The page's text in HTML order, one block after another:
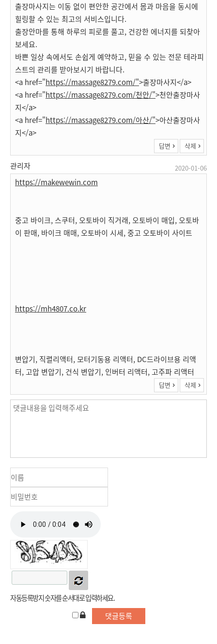
출장마사지는 이동 없이 편안한 공간에서 몸과 마음을 동시에
힐링할 수 있는 최고의 서비스입니다.
출장안마를 통해 하루의 피로를 풀고, 건강한 에너지를 되찾아
보세요.
바쁜 일상 속에서도 손쉽게 예약하고, 믿을 수 있는 전문 테라피
스트의 관리를 받아보시기 바랍니다.
<a href="https://massage8279.com/">출장마사지</a>
<a href="https://massage8279.com/천안/">천안출장마사
지</a>
<a href="https://massage8279.com/아산/">아산출장마사
지</a>
답변 삭제
관리자 2020-01-06
https://makewewin.com
중고 바이크, 스쿠터, 오토바이 직거래, 오토바이 매입, 오토바
이 판매, 바이크 매매, 오토바이 시세, 중고 오토바이 사이트
https://mh4807.co.kr
변압기, 직렬리액터, 모터기동용 리액터, DC드라이브용 리액
터, 고압 변압기, 건식 변압기, 인버터 리액터, 고주파 리액터
답변 삭제
자동등록방지 숫자를 순서대로 입력하세요.